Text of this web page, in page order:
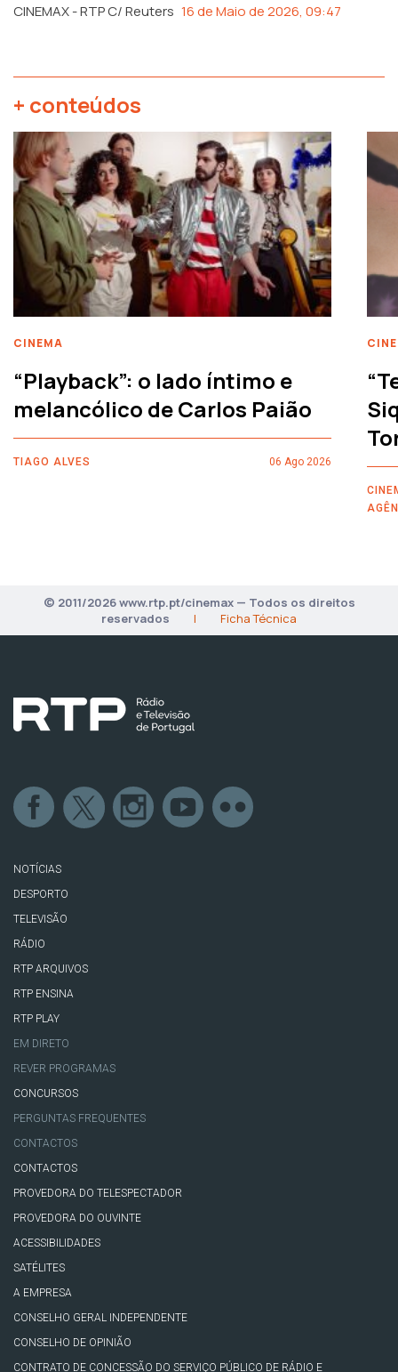
CINEMAX - RTP C/ Reuters 16 de Maio de 2026, 09:47
+ conteúdos
CINEMA
“Playback”: o lado íntimo e
melancólico de Carlos Paião
TIAGO ALVES 06 Ago 2026
© 2011/2026 www.rtp.pt/cinemax — Todos os direitos
reservados
| Ficha Técnica
NOTÍCIAS
DESPORTO
TELEVISÃO
RÁDIO
RTP ARQUIVOS
RTP ENSINA
RTP PLAY
EM DIRETO
REVER PROGRAMAS
CONCURSOS
PERGUNTAS FREQUENTES
CONTACTOS
CONTACTOS
PROVEDORA DO TELESPECTADOR
PROVEDORA DO OUVINTE
ACESSIBILIDADES
SATÉLITES
A EMPRESA
CONSELHO GERAL INDEPENDENTE
CONSELHO DE OPINIÃO
CONTRATO DE CONCESSÃO DO SERVIÇO PÚBLICO DE RÁDIO E